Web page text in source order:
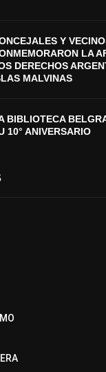
Y
LA
DERECHOS
MALVINAS
BIBLIOTECA
10° ANIVERSARIO